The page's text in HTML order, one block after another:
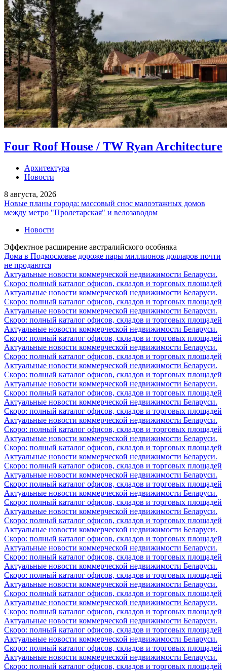
Four Roof House / TW Ryan Architecture
Архитектура
Новости
8 августа, 2026
Новые планы города: массовый снос малоэтажных домов
между метро "Пролетарская" и велозаводом
Новости
Эффектное расширение австралийского особняка
Дома в Подмосковье дороже пары миллионов долларов почти
не продаются
Актуальные новости коммерческой недвижимости Беларуси.
Скоро: полный каталог офисов, складов и торговых площадей
Актуальные новости коммерческой недвижимости Беларуси.
Скоро: полный каталог офисов, складов и торговых площадей
Актуальные новости коммерческой недвижимости Беларуси.
Скоро: полный каталог офисов, складов и торговых площадей
Актуальные новости коммерческой недвижимости Беларуси.
Скоро: полный каталог офисов, складов и торговых площадей
Актуальные новости коммерческой недвижимости Беларуси.
Скоро: полный каталог офисов, складов и торговых площадей
Актуальные новости коммерческой недвижимости Беларуси.
Скоро: полный каталог офисов, складов и торговых площадей
Актуальные новости коммерческой недвижимости Беларуси.
Скоро: полный каталог офисов, складов и торговых площадей
Актуальные новости коммерческой недвижимости Беларуси.
Скоро: полный каталог офисов, складов и торговых площадей
Актуальные новости коммерческой недвижимости Беларуси.
Скоро: полный каталог офисов, складов и торговых площадей
Актуальные новости коммерческой недвижимости Беларуси.
Скоро: полный каталог офисов, складов и торговых площадей
Актуальные новости коммерческой недвижимости Беларуси.
Скоро: полный каталог офисов, складов и торговых площадей
Актуальные новости коммерческой недвижимости Беларуси.
Скоро: полный каталог офисов, складов и торговых площадей
Актуальные новости коммерческой недвижимости Беларуси.
Скоро: полный каталог офисов, складов и торговых площадей
Актуальные новости коммерческой недвижимости Беларуси.
Скоро: полный каталог офисов, складов и торговых площадей
Актуальные новости коммерческой недвижимости Беларуси.
Скоро: полный каталог офисов, складов и торговых площадей
Актуальные новости коммерческой недвижимости Беларуси.
Скоро: полный каталог офисов, складов и торговых площадей
Актуальные новости коммерческой недвижимости Беларуси.
Скоро: полный каталог офисов, складов и торговых площадей
Актуальные новости коммерческой недвижимости Беларуси.
Скоро: полный каталог офисов, складов и торговых площадей
Актуальные новости коммерческой недвижимости Беларуси.
Скоро: полный каталог офисов, складов и торговых площадей
Актуальные новости коммерческой недвижимости Беларуси.
Скоро: полный каталог офисов, складов и торговых площадей
Актуальные новости коммерческой недвижимости Беларуси.
Скоро: полный каталог офисов, складов и торговых площадей
Актуальные новости коммерческой недвижимости Беларуси.
Скоро: полный каталог офисов, складов и торговых площадей